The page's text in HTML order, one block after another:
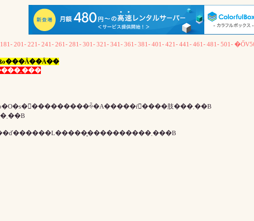
181- 201- 221- 241- 261- 281- 301- 321- 341- 361- 381- 401- 421- 441- 461- 481- 501-
���X�� 490 �𒴂��Ă܂��B500 �𒴂���Ə������ݏo���Ȃ��Ȃ��
���X�� 500 �𒴂��Ă܂��B�c�O�Ȃ���S���͕\�����܂���
�L�����̖�肪�������ꍇ��Q�[�����̃o�O�s����������ꍇ�A�����ŕ񍐂����肢���܂��B
�o���������̏󋵂�������悤�ɂ��肢���܂��B
�Ȃ��A�L�����̎����폜�⑽�d�o�^�ɂ���ď������L�����͕����������܂���B